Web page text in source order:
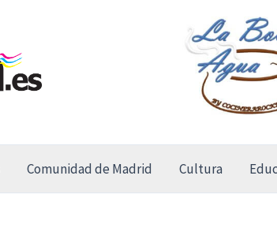
Comunidad de Madrid Cultura